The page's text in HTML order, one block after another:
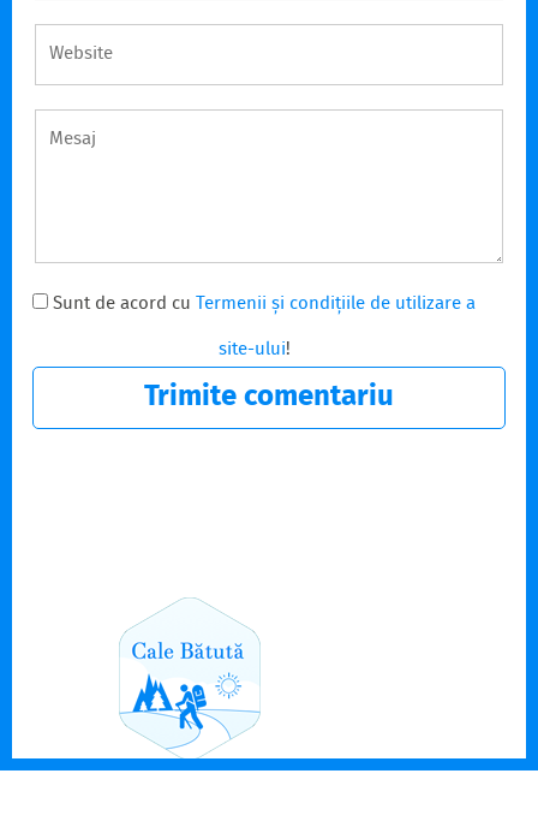
Sunt de acord cuTermenii și condițiile de utilizare a
site-ului!